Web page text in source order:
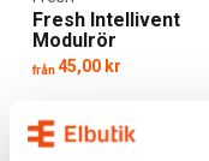
Fresh Intellivent
Modulrör
från45,00 kr